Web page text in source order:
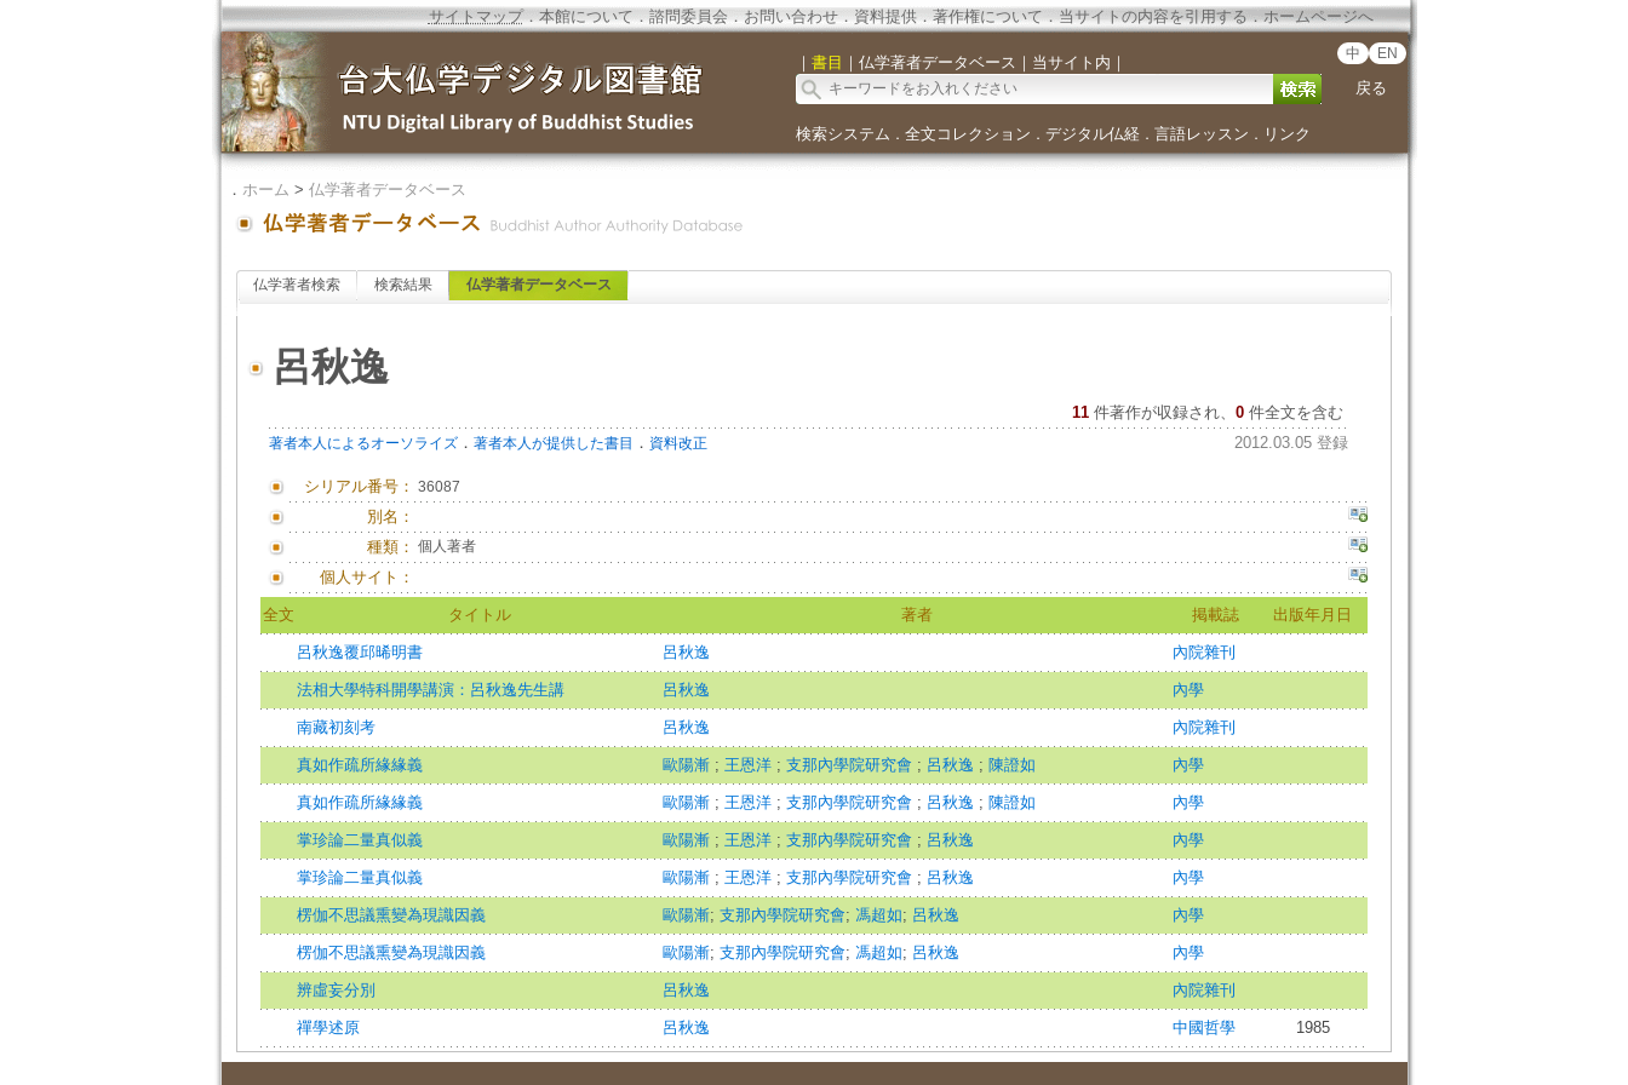
サイトマップ．本館について．諮問委員会． お問い合わせ． 資料提供．著作権について．当サイトの内容を引用する．ホームページへ
｜ 書目 ｜ 仏学著者データベース ｜ 当サイト内 ｜ 中 EN
戻る
検索システム ． 全文コレクション ． デジタル仏経． 言語レッスン ． リンク
． ホーム > 仏学著者データベース
仏学著者検索 検索結果 仏学著者データベース
呂秋逸
11 件著作が収録され、 0件全文を含む
著者本人によるオーソライズ． 著者本人が提供した書目 ． 資料改正 2012.03.05 登録
シリアル番号： 36087
別名：
種類： 個人著者
個人サイト：
全文 タイトル 著者 掲載誌 出版年月日
呂秋逸覆邱晞明書 呂秋逸 內院雜刊
法相大學特科開學講演：呂秋逸先生講 呂秋逸 內學
南藏初刻考 呂秋逸 內院雜刊
真如作疏所緣緣義 歐陽漸 ; 王恩洋 ; 支那內學院研究會 ; 呂秋逸 ; 陳證如 內學
真如作疏所緣緣義 歐陽漸 ; 王恩洋 ; 支那內學院研究會 ; 呂秋逸 ; 陳證如 內學
掌珍論二量真似義 歐陽漸 ; 王恩洋 ; 支那內學院研究會 ; 呂秋逸 內學
掌珍論二量真似義 歐陽漸 ; 王恩洋 ; 支那內學院研究會 ; 呂秋逸 內學
楞伽不思議熏變為現識因義 歐陽漸; 支那內學院研究會; 馮超如; 呂秋逸 內學
楞伽不思議熏變為現識因義 歐陽漸; 支那內學院研究會; 馮超如; 呂秋逸 內學
辨虛妄分別 呂秋逸 內院雜刊
禪學述原 呂秋逸 中國哲學 1985